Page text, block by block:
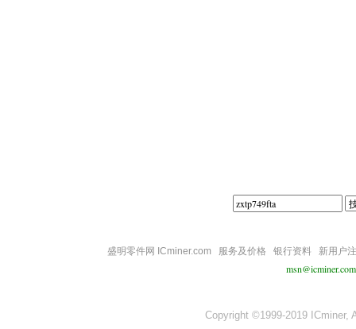
盛明零件网 ICminer.com 服务及价格 银行资料 新用户
msn@icminer.com
Copyright ©1999-2019 ICminer,